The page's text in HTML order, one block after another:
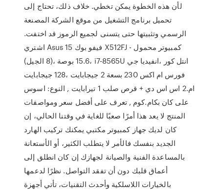
لأن هذه الخطوة يمكن تخطي. خلاف ذلك، تحتاج إلى
تحميل برنامج التشغيل من موقع الشركة المصنعة
الرسمي وتثبيتها حتى يتسنى لجميع الرموز قد اختفت.
اشتري Asus فيفو بوك 15 X512FJ - كمبيوتر محمول
،15.6 بوصة ،(8 الجيل) i7-8565U انتل كور ،انفيديا جي
فورس ام اكس 230 بسعة 2 جيجابايت ،128 جيجابايت
ام.2 اس اس دي + قرص صلب 1 تيرابايت , النوع: اسوس
على كان بكام.كوم , تعرف على أفضل سعر ومواصفات
المنتج لا يعد هذا أمرًا صعبًا للغاية في وقتنا الحالي، إن
كان لديك جهاز كمبيوتر مكتبي يمكنك تركيب الهارد
الجديد بنفسك فالأمر لا يتطلب الكثير، أو الأستعانة
بالمساعدة الفنية والصيانة لجهازك إن كان انطلق إلى
أعماق قلبك دون أن تفقد التواصل. نظرًا لدعمها
بالخيارات اللاسلكية وأحدث التقنيات، تأتي أجهزة